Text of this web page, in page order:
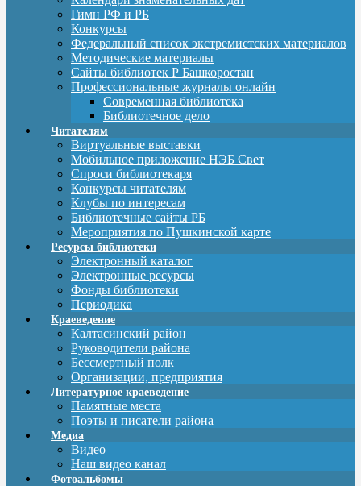
Гимн РФ и РБ
Конкурсы
Федеральный список экстремистских материалов
Методические материалы
Сайты библиотек Р Башкоростан
Профессиональные журналы онлайн
Современная библиотека
Библиотечное дело
Читателям
Виртуальные выставки
Мобильное приложение НЭБ Свет
Спроси библиотекаря
Конкурсы читателям
Клубы по интересам
Библиотечные сайты РБ
Мероприятия по Пушкинской карте
Ресурсы библиотеки
Электронный каталог
Электронные ресурсы
Фонды библиотеки
Периодика
Краеведение
Калтасинский район
Руководители района
Бессмертный полк
Организации, предприятия
Литературное краеведение
Памятные места
Поэты и писатели района
Медиа
Видео
Наш видео канал
Фотоальбомы